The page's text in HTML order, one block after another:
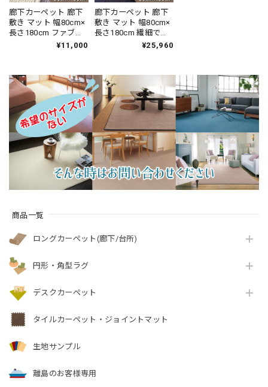
商品一覧
ロングカーペット(廊下/台所)
円形・角型ラグ
デスクカーペット
タイルカーペット・ジョイントマット
生地サンプル
離島のお客様専用
廊下カーペット 廊下
敷き マット 幅80cm×
長さ180cm ファブリ
ーズ カーペット「消
元を90％以上カッ
ト！インテリアコー
ディネートしやすい
シンプルな無地ルー
プタイプ 全3色 防炎
ラベル付『アスポッ
プル/PPL』
¥11,000
廊下カーペット 廊下
敷き マット 幅80cm×
長さ180cm 繊細で華
やかなグレード感あ
ルトン織カーペット
全4色 防炎ラベル付
『アスレヴー
ル/REV』
¥25,960